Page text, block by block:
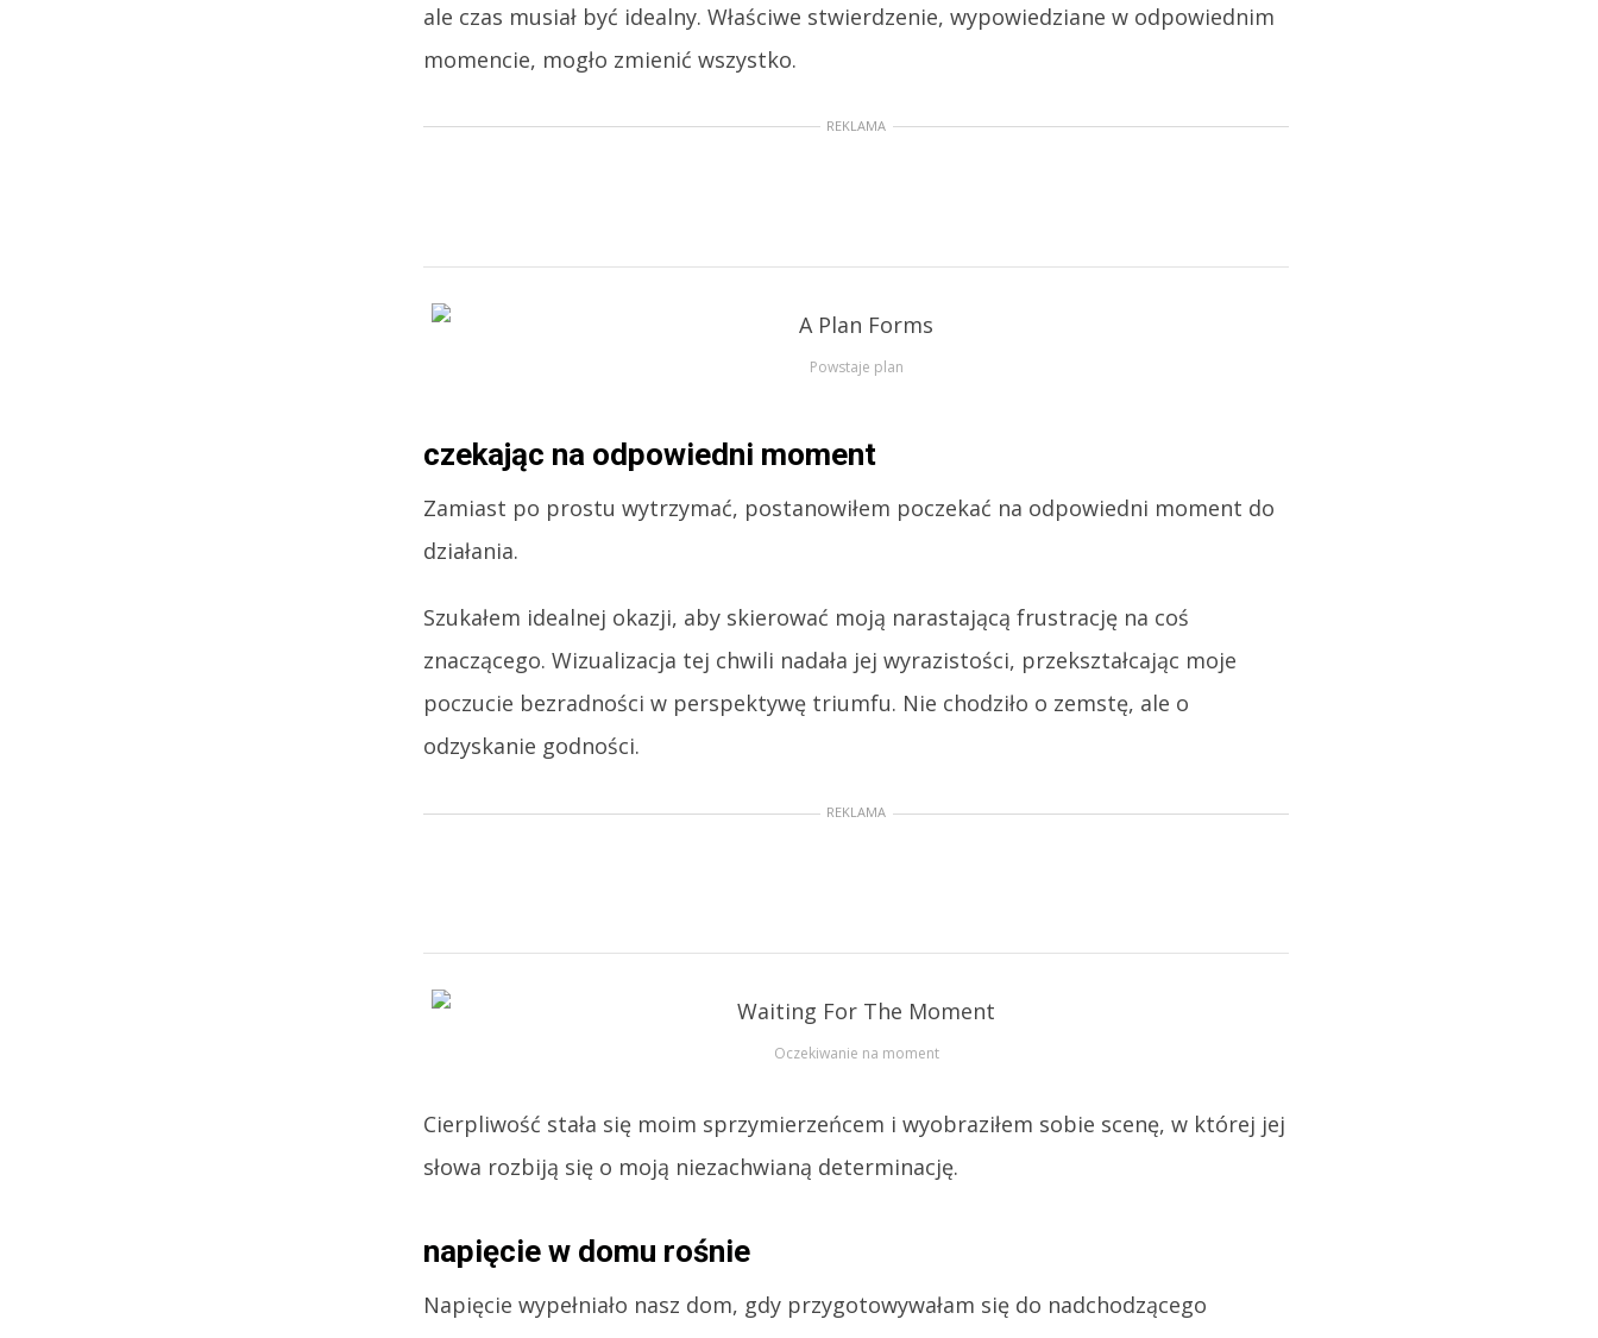
ale czas musiał być idealny. Właściwe stwierdzenie, wypowiedziane w odpowiednim
momencie, mogło zmienić wszystko.
REKLAMA
Powstaje plan
czekając na odpowiedni moment
Zamiast po prostu wytrzymać, postanowiłem poczekać na odpowiedni moment do
działania.
Szukałem idealnej okazji, aby skierować moją narastającą frustrację na coś
znaczącego. Wizualizacja tej chwili nadała jej wyrazistości, przekształcając moje
poczucie bezradności w perspektywę triumfu. Nie chodziło o zemstę, ale o
odzyskanie godności.
REKLAMA
Oczekiwanie na moment
Cierpliwość stała się moim sprzymierzeńcem i wyobraziłem sobie scenę, w której jej
słowa rozbiją się o moją niezachwianą determinację.
napięcie w domu rośnie
Napięcie wypełniało nasz dom, gdy przygotowywałam się do nadchodzącego